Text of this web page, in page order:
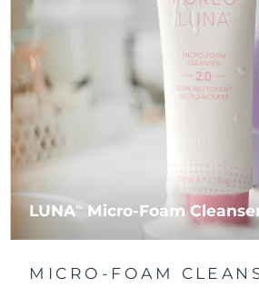
LUNATM Micro-Foam
MICRO-FOAM